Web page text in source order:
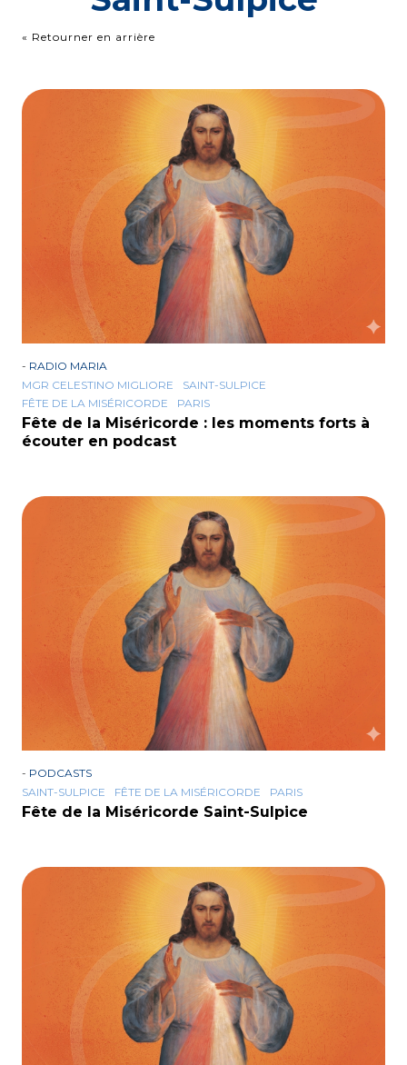
« Retourner en arrière
- RADIO MARIA
MGR CELESTINO MIGLIORE
SAINT-SULPICE
FÊTE DE LA MISÉRICORDE
PARIS
Fête de la Miséricorde : les moments forts à
écouter en podcast
- PODCASTS
SAINT-SULPICE
FÊTE DE LA MISÉRICORDE PARIS
Fête de la Miséricorde Saint-Sulpice